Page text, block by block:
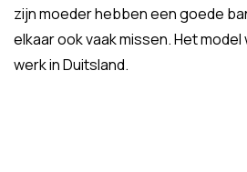
zijn moeder hebben een goede
elkaar ook vaak missen. Het
werk in Duitsland.